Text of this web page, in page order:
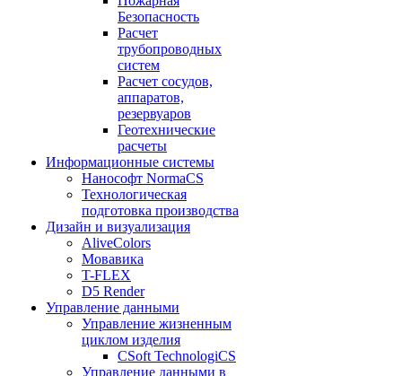
Безопасность
Расчет
трубопроводных
систем
Расчет сосудов,
аппаратов,
резервуаров
Геотехнические
расчеты
Информационные системы
Нанософт NormaCS
Технологическая
подготовка производства
Дизайн и визуализация
AliveColors
Мовавика
T-FLEX
D5 Render
Управление данными
Управление жизненным
циклом изделия
CSoft TechnologiCS
Управление данными в